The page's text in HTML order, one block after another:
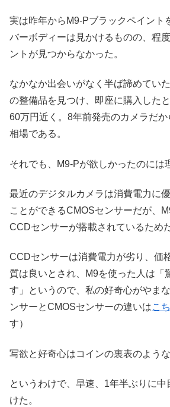
実は昨年からM9-Pブラックペイント
バーボディーは見かけるものの、程
ントが見つからなかった。
なかなか出会いがなく半ば諦めてい
の整備品を見つけ、即座に購入した
60万円近く。8年前発売のカメラだ
相場である。
それでも、M9-Pが欲しかったのには
最近のデジタルカメラは消費電力に
ことができるCMOSセンサーだが、
CCDセンサーが搭載されているためだ
CCDセンサーは消費電力が劣り、価
質は良いとされ、M9を使った人は「
す」というので、私の好奇心がやま
ンサーとCMOSセンサーの違いはこ
す）
写欲と好奇心はコインの裏表のよう
というわけで、早速、1年半ぶりに
けた。